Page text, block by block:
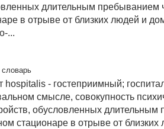
длительным пребыванием
в отрыве от близких людей и
...
- гостеприимный;
смысле, совокупность
обусловленных
стационаре в отрыве от